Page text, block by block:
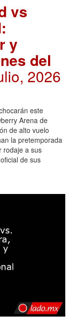
vs
y
del
2026
este
Arena de
de alto vuelo
la pretemporada
rodaje a sus
de sus